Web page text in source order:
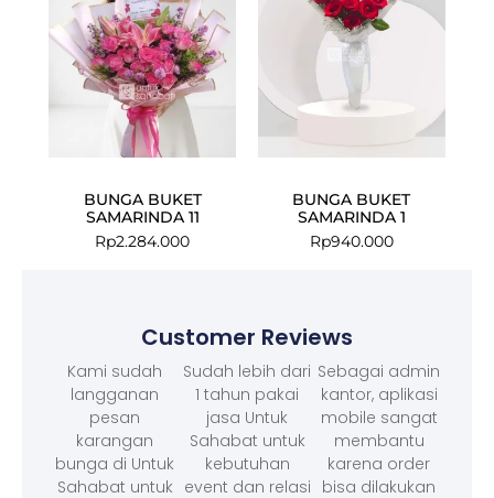
BUNGA BUKET
SAMARINDA 11
Rp2.284.000
BUNGA BUKET
SAMARINDA 1
Rp940.000
Customer Reviews
Kami sudah
langganan
pesan
karangan
bunga di Untuk
Sahabat untuk
Sudah lebih dari
1 tahun pakai
jasa Untuk
Sahabat untuk
kebutuhan
event dan relasi
Sebagai admin
kantor, aplikasi
mobile sangat
membantu
karena order
bisa dilakukan